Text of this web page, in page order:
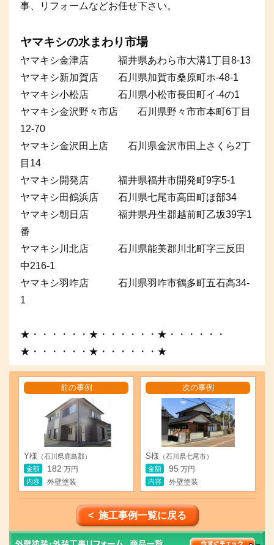
事、リフォームなどお任せ下さい。
ヤマキシの水まわり市場
ヤマキシ金津店 福井県あわら市大溝1丁目8-13
ヤマキシ新加賀店 石川県加賀市桑原町ホ-48-1
ヤマキシ小松店 石川県小松市長田町イ-4の1
ヤマキシ金沢野々市店 石川県野々市市本町6丁目
12-70
ヤマキシ金沢田上店 石川県金沢市田上さくら2丁
目14
ヤマキシ開発店 福井県福井市開発町9字5-1
ヤマキシ田鶴浜店 石川県七尾市高田町ほ部34
ヤマキシ朝日店 福井県丹生郡越前町乙坂39字1
番
ヤマキシ川北店 石川県能美郡川北町字三反田
中216-1
ヤマキシ羽咋店 石川県羽咋市鶴多町五石高34-
1
★・・・・・・★・・・・・・★・・・・・・
★・・・・・・★・・・・・・★
前の事例
Y様 （石川県鹿島郡）
金額
182 万円
内容
外壁塗装
次の事例
S様 （石川県七尾市）
金額
95 万円
内容
外壁塗装
< 施工事例一覧に戻る